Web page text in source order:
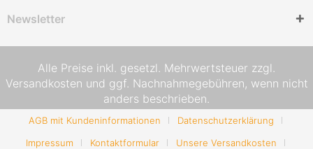
Newsletter
Alle Preise inkl. gesetzl. Mehrwertsteuer zzgl.
Versandkosten und ggf. Nachnahmegebühren, wenn nicht
anders beschrieben.
AGB mit Kundeninformationen
Datenschutzerklärung
Impressum
Kontaktformular Unsere Versandkosten